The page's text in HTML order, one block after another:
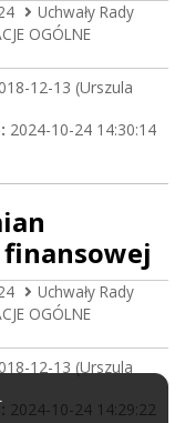
Uchwały Rady
OGÓLNE
12-13 (Urszula
2024-10-24 14:30:14
Uchwały Rady
OGÓLNE
12-13 (Urszula
2024-10-24 14:29:22